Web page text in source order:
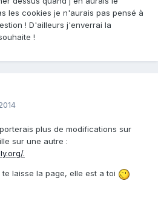
les cookies je n'aurais pas pensé à
! D'ailleurs j'enverrai la
!
plus de modifications sur
sur une autre :
.
laisse la page, elle est a toi